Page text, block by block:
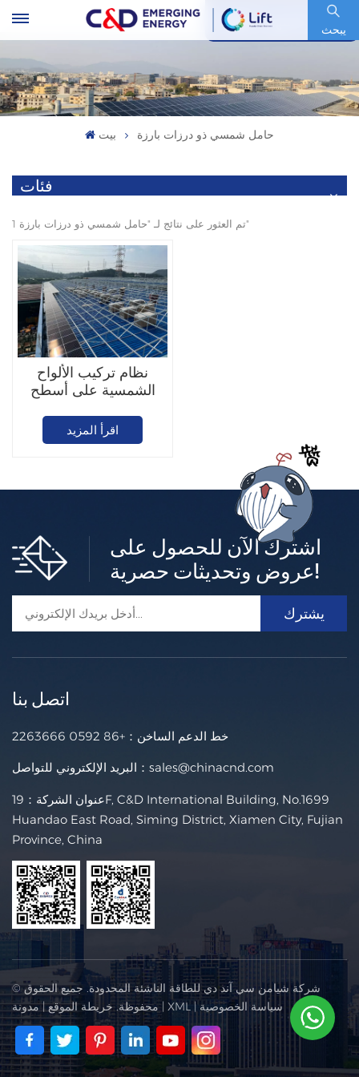
يبحث
رمز السهم : 600153.SH
بيت حامل شمسي ذو درزات بارزة
فئات
1 تم العثور على نتائج لـ "حامل شمسي ذو درزات بارزة"
نظام تركيب الألواح
الشمسية على أسطح
اقرأ المزيد
اشترك الآن للحصول على
عروض وتحديثات حصرية!
اتصل بنا
خط الدعم الساخن： +86 0592 2263666
البريد الإلكتروني للتواصل： sales@chinacnd.com
عنوان الشركة：19F, C&D International Building, No.1699
Huandao East Road, Siming District, Xiamen City, Fujian
Province, China
© شركة شيامن سي آند دي للطاقة الناشئة المحدودة. جميع الحقوق
محفوظة.خريطة الموقع|مدونة | XML |سياسة الخصوصية